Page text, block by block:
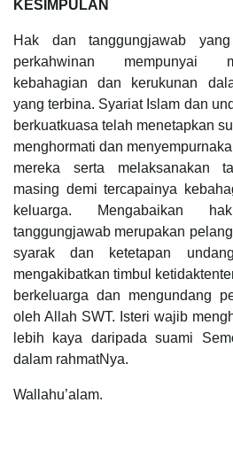
KESIMPULAN
Hak dan tanggungjawab
perkahwinan mempunyai
kebahagian dan kerukunan
yang terbina. Syariat Islam dan
berkuatkuasa telah menetapkan
menghormati dan
mereka serta melaksanakan
masing demi tercapainya
keluarga. Mengabaikan
tanggungjawab merupakan
syarak dan ketetapan
mengakibatkan timbul
berkeluarga dan mengundang
oleh Allah SWT. Isteri wajib
lebih kaya daripada suami
dalam rahmatNya.
Wallahu’alam.